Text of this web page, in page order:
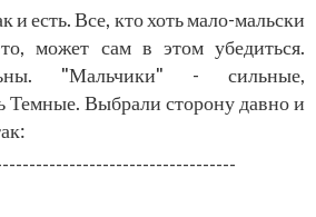
и есть. Все, кто хоть мало-мальски
может сам в этом убедиться.
"Мальчики" - сильные,
Темные. Выбрали сторону давно и